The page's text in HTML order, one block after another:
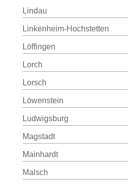
Lindau
Linkenheim-Hochstetten
Löffingen
Lorch
Lorsch
Löwenstein
Ludwigsburg
Magstadt
Mainhardt
Malsch